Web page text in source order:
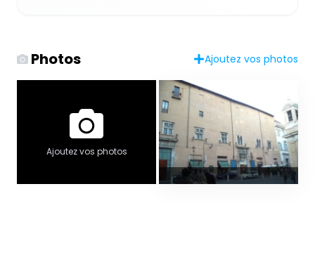
Photos Ajoutez vos photos
Ajoutez vos photos